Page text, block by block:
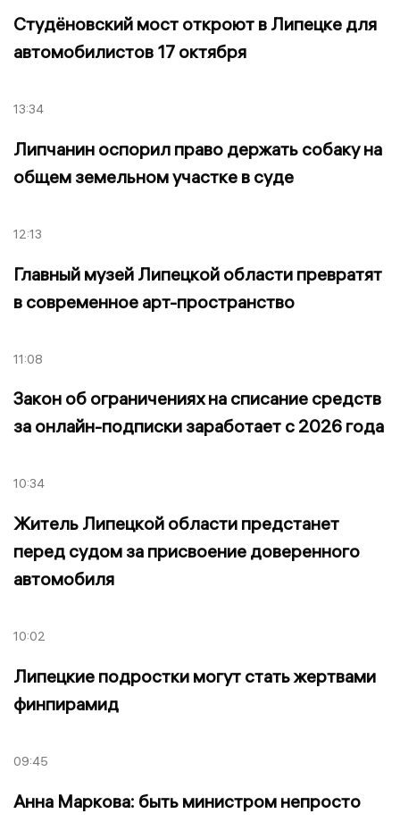
Студёновский мост откроют в Липецке для
автомобилистов 17 октября
13:34
Липчанин оспорил право держать собаку на
общем земельном участке в суде
12:13
Главный музей Липецкой области превратят
в современное арт-пространство
11:08
Закон об ограничениях на списание средств
за онлайн-подписки заработает с 2026 года
10:34
Житель Липецкой области предстанет
перед судом за присвоение доверенного
автомобиля
10:02
Липецкие подростки могут стать жертвами
финпирамид
09:45
Анна Маркова: быть министром непросто